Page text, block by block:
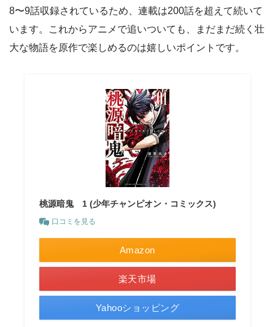
8〜9話収録されているため、連載は200話を超えて続いて
います。これからアニメで追いついても、まだまだ続く壮
大な物語を原作で楽しめるのは嬉しいポイントです。
桃源暗鬼 1 (少年チャンピオン・コミックス)
口コミを見る
Amazon
楽天市場
Yahooショッピング